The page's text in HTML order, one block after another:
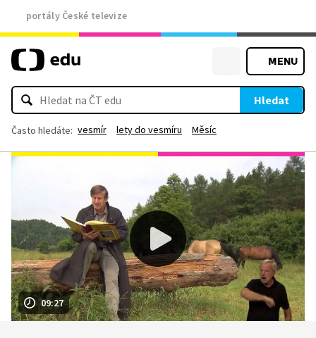
portály České televize
MENU
Hledat
Často hledáte: vesmír lety do vesmíru Měsíc
09:27